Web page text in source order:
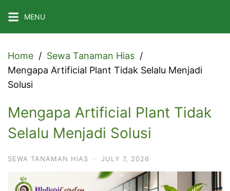
to
MENU
Home
Sewa Tanaman Hias
Mengapa Artificial Plant Tidak Selalu Menjadi
Solusi
Mengapa Artificial Plant Tidak
Selalu Menjadi Solusi
SEWA TANAMAN HIAS · JULY 7, 2026